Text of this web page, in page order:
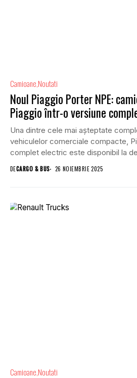
Camioane Noutati
Noul Piaggio Porter NPE:
Piaggio într-o versiune
Una dintre cele mai așteptate
vehiculelor comerciale compacte,
complet electric este disponibil la
confortabil...
DECARGO & BUS 26 NOIEMBRIE 2025
Camioane Noutati